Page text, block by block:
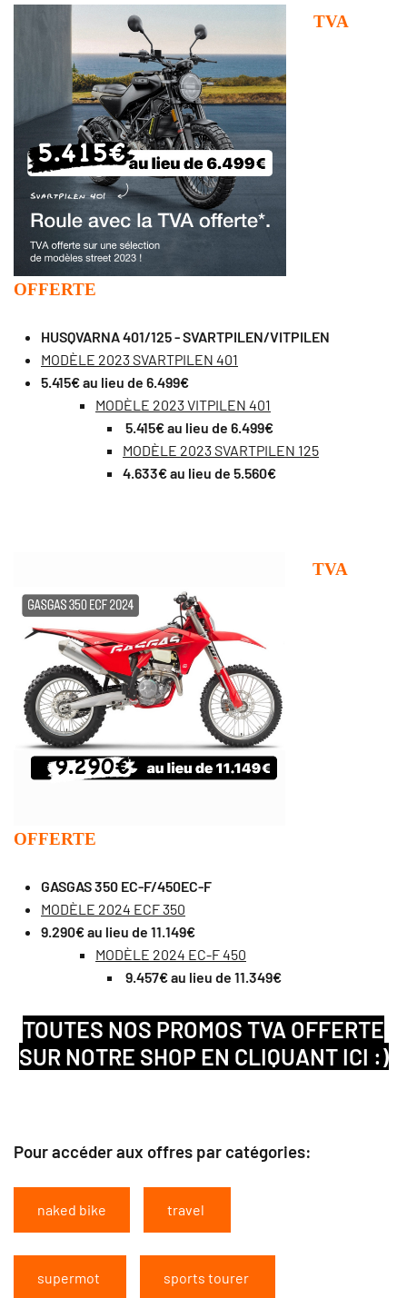
TVA
OFFERTE
HUSQVARNA 401/125 - SVARTPILEN/VITPILEN
MODÈLE 2023 SVARTPILEN 401
5.415€ au lieu de 6.499€
MODÈLE 2023 VITPILEN 401
5.415€ au lieu de 6.499€
MODÈLE 2023 SVARTPILEN 125
4.633€ au lieu de 5.560€
TVA
OFFERTE
GASGAS 350 EC-F/450EC-F
MODÈLE 2024 ECF 350
9.290€ au lieu de 11.149€
MODÈLE 2024 EC-F 450
9.457€ au lieu de 11.349€
TOUTES NOS PROMOS TVA OFFERTE
SUR NOTRE SHOP EN CLIQUANT ICI :)
Pour accéder aux offres par catégories:
naked bike travel
supermot sports tourer